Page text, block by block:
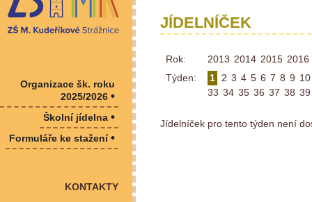
JÍDELNÍČEK
Rok: 2013 2014 2015 2016
Týden:
1 2 3 4 5 6 7 8 9 10
33 34 35 36 37 38 39
Jídelníček pro tento týden není
Organizace šk. roku
2025/2026 •
Školní jídelna •
Formuláře ke stažení•
KONTAKTY